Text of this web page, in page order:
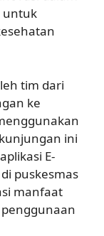
untuk
tim dari
ke
ini
E-
puskesmas
manfaat